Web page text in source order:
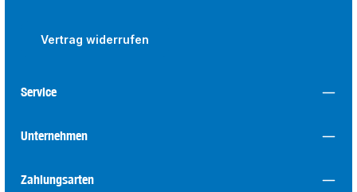
Vertrag widerrufen
Service
Unternehmen
Zahlungsarten